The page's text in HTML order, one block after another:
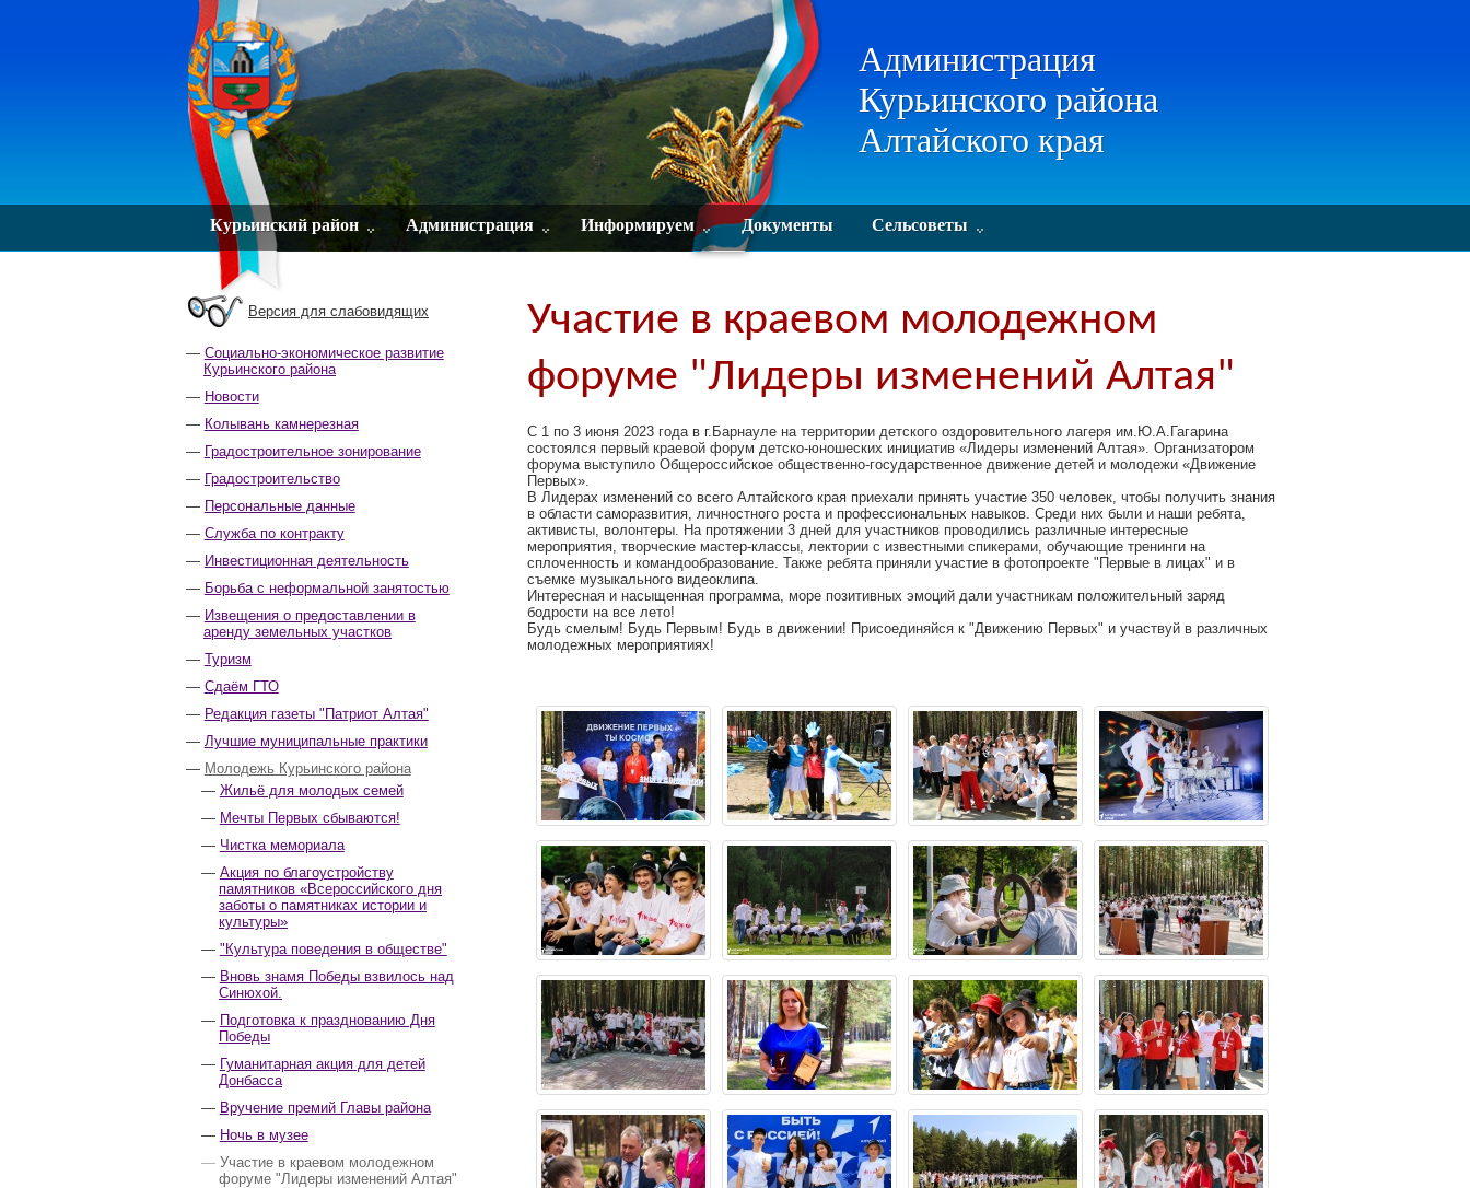
Администрация
Курьинского района
Алтайского края
Курьинский район Администрация Информируем Документы Сельсоветы
Версия для слабовидящих
Социально-экономическое развитие
Курьинского района
Новости
Колывань камнерезная
Градостроительное зонирование
Градостроительство
Персональные данные
Служба по контракту
Инвестиционная деятельность
Борьба с неформальной занятостью
Извещения о предоставлении в
аренду земельных участков
Туризм
Сдаём ГТО
Редакция газеты "Патриот Алтая"
Лучшие муниципальные практики
Молодежь Курьинского района
Жильё для молодых семей
Мечты Первых сбываются!
Чистка мемориала
Акция по благоустройству
памятников «Всероссийского дня
заботы о памятниках истории и
культуры»
"Культура поведения в обществе"
Вновь знамя Победы взвилось над
Синюхой.
Подготовка к празднованию Дня
Победы
Гуманитарная акция для детей
Донбасса
Вручение премий Главы района
Ночь в музее
Участие в краевом молодежном
форуме "Лидеры изменений Алтая"
Участие в краевом молодежном
форуме "Лидеры изменений Алтая"
С 1 по 3 июня 2023 года в г.Барнауле на территории детского оздоровительного лагеря им.Ю.А.Гагарина
состоялся первый краевой форум детско-юношеских инициатив «Лидеры изменений Алтая». Организатором
форума выступило Общероссийское общественно-государственное движение детей и молодежи «Движение
Первых».
В Лидерах изменений со всего Алтайского края приехали принять участие 350 человек, чтобы получить знания
в области саморазвития, личностного роста и профессиональных навыков. Среди них были и наши ребята,
активисты, волонтеры. На протяжении 3 дней для участников проводились различные интересные
мероприятия, творческие мастер-классы, лектории с известными спикерами, обучающие тренинги на
сплоченность и командообразование. Также ребята приняли участие в фотопроекте "Первые в лицах" и в
съемке музыкального видеоклипа.
Интересная и насыщенная программа, море позитивных эмоций дали участникам положительный заряд
бодрости на все лето!
Будь смелым! Будь Первым! Будь в движении! Присоединяйся к "Движению Первых" и участвуй в различных
молодежных мероприятиях!